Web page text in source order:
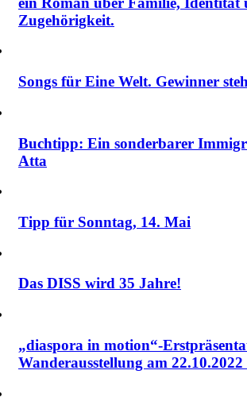
Zugehörigkeit.
Songs für Eine Welt. Gewinner
Buchtipp: Ein sonderbarer
Atta
Tipp für Sonntag, 14. Mai
Das DISS wird 35 Jahre!
„diaspora in motion“-
Wanderausstellung am